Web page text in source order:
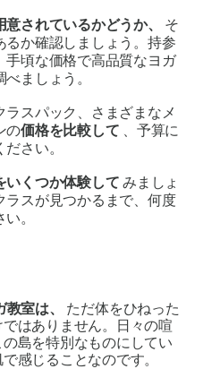
されているかどうか、 そ
るか確認しましょう。持参
手頃な価格で高品質なヨガ
ましょう。
ラスパック、さまざまなメ
の価格を比較して
、予算に
さい。
いくつか体験してみましょ
ラスが見つかるまで、何度
。
室は、
ただ体をひねった
はありません。日々の喧
島を特別なものにしてい
感じることなのです。